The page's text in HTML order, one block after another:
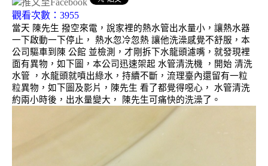
觀看次數：3955
當天 陳先生 撥空來電，說家裡的熱水管出水量小，讓熱水器
一下啟動一下停止， 熱水忽冷忽熱 讓他洗澡感覺不舒服，本
公司驅車到陳 公館 並檢測，才剛拆下水龍頭濾嘴，就發現裡
面有異物，如下圖，本公司迅速架起 水管清洗機 ，開始 清洗
水管 ，水龍頭就噴出綠水，持續不斷，流理臺內還留有一粒
粒異物，如下圖及影片，陳先生 看了都覺得噁心， 水管清洗
約兩小時後，出水量變大， 陳先生可痛快的洗澡了。